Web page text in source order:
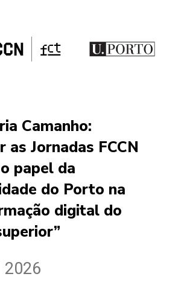
Camanho:
as Jornadas FCCN
papel da
do Porto na
digital do
2026